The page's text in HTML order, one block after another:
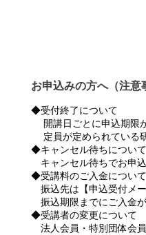
お申込みの方へ（注意
◆受付終了について
開講日ごとに申込期限
定員が定められている
◆キャンセル待ちについて
キャンセル待ちでお申
◆受講料のご入金について
振込先は【申込受付メ
振込期限までにご入金
◆受講者の変更について
法人会員・特別団体会